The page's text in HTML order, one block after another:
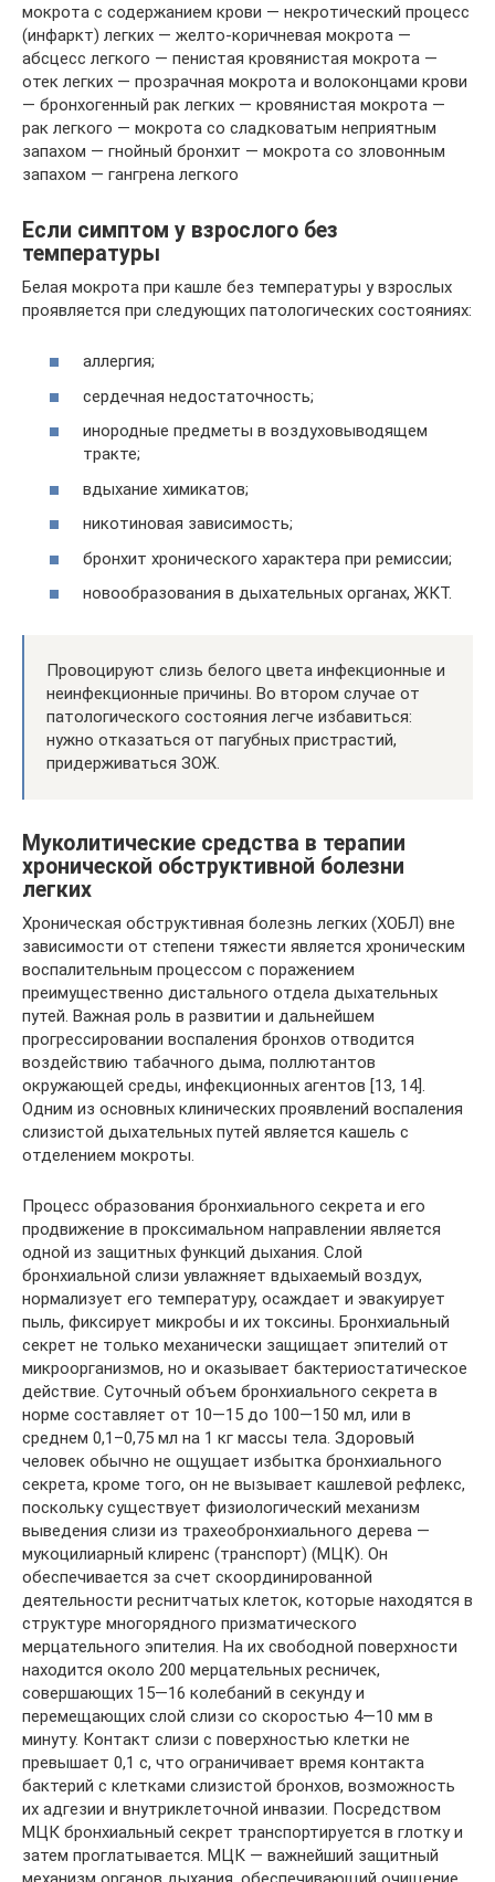
мокрота с содержанием крови — некротический процесс
(инфаркт) легких — желто-коричневая мокрота —
абсцесс легкого — пенистая кровянистая мокрота —
отек легких — прозрачная мокрота и волоконцами крови
— бронхогенный рак легких — кровянистая мокрота —
рак легкого — мокрота со сладковатым неприятным
запахом — гнойный бронхит — мокрота со зловонным
запахом — гангрена легкого
Если симптом у взрослого без
температуры
Белая мокрота при кашле без температуры у взрослых
проявляется при следующих патологических состояниях:
аллергия;
сердечная недостаточность;
инородные предметы в воздуховыводящем
тракте;
вдыхание химикатов;
никотиновая зависимость;
бронхит хронического характера при ремиссии;
новообразования в дыхательных органах, ЖКТ.
Провоцируют слизь белого цвета инфекционные и
неинфекционные причины. Во втором случае от
патологического состояния легче избавиться:
нужно отказаться от пагубных пристрастий,
придерживаться ЗОЖ.
Муколитические средства в терапии
хронической обструктивной болезни
легких
Хроническая обструктивная болезнь легких (ХОБЛ) вне
зависимости от степени тяжести является хроническим
воспалительным процессом с поражением
преимущественно дистального отдела дыхательных
путей. Важная роль в развитии и дальнейшем
прогрессировании воспаления бронхов отводится
воздействию табачного дыма, поллютантов
окружающей среды, инфекционных агентов [13, 14].
Одним из основных клинических проявлений воспаления
слизистой дыхательных путей является кашель с
отделением мокроты.
Процесс образования бронхиального секрета и его
продвижение в проксимальном направлении является
одной из защитных функций дыхания. Слой
бронхиальной слизи увлажняет вдыхаемый воздух,
нормализует его температуру, осаждает и эвакуирует
пыль, фиксирует микробы и их токсины. Бронхиальный
секрет не только механически защищает эпителий от
микроорганизмов, но и оказывает бактериостатическое
действие. Суточный объем бронхиального секрета в
норме составляет от 10—15 до 100—150 мл, или в
среднем 0,1–0,75 мл на 1 кг массы тела. Здоровый
человек обычно не ощущает избытка бронхиального
секрета, кроме того, он не вызывает кашлевой рефлекс,
поскольку существует физиологический механизм
выведения слизи из трахеобронхиального дерева —
мукоцилиарный клиренс (транспорт) (МЦК). Он
обеспечивается за счет скоординированной
деятельности реснитчатых клеток, которые находятся в
структуре многорядного призматического
мерцательного эпителия. На их свободной поверхности
находится около 200 мерцательных ресничек,
совершающих 15—16 колебаний в секунду и
перемещающих слой слизи со скоростью 4—10 мм в
минуту. Контакт слизи с поверхностью клетки не
превышает 0,1 с, что ограничивает время контакта
бактерий с клетками слизистой бронхов, возможность
их адгезии и внутриклеточной инвазии. Посредством
МЦК бронхиальный секрет транспортируется в глотку и
затем проглатывается. МЦК — важнейший защитный